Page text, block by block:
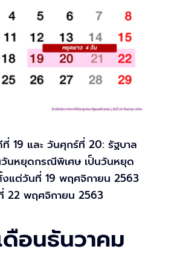
19 และ วันศุกร์ที่ 20: รัฐบาล
วันหยุดกรณีพิเศษ เป็นวันหยุด
แต่วันที่ 19 พฤศจิกายน 2563
22 พฤศจิกายน 2563
อนธันวาคม